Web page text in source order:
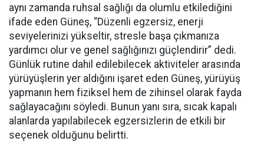
aynı zamanda ruhsal sağlığı da olumlu etkilediğini
ifade eden Güneş, “Düzenli egzersiz, enerji
seviyelerinizi yükseltir, stresle başa çıkmanıza
yardımcı olur ve genel sağlığınızı güçlendirir” dedi.
Günlük rutine dahil edilebilecek aktiviteler arasında
yürüyüşlerin yer aldığını işaret eden Güneş, yürüyüş
yapmanın hem fiziksel hem de zihinsel olarak fayda
sağlayacağını söyledi. Bunun yanı sıra, sıcak kapalı
alanlarda yapılabilecek egzersizlerin de etkili bir
seçenek olduğunu belirtti.